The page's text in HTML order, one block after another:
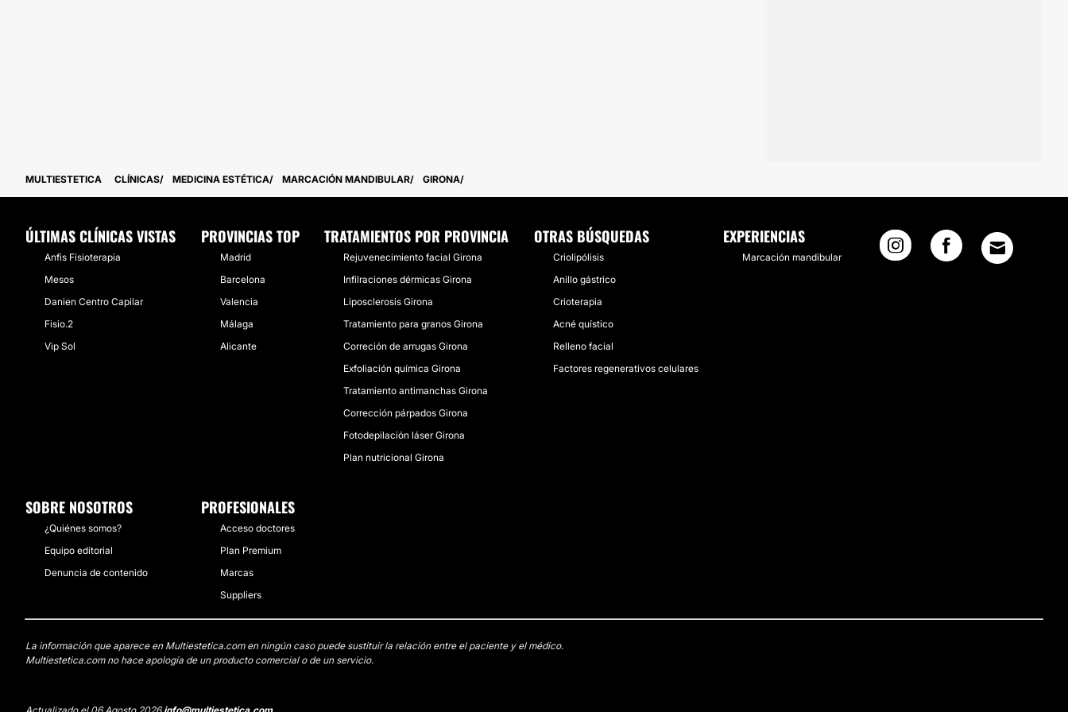
MULTIESTETICA CLÍNICAS MEDICINA ESTÉTICA MARCACIÓN MANDIBULAR GIRONA
ÚLTIMAS CLÍNICAS VISTAS
Anfis Fisioterapia
Mesos
Danien Centro Capilar
Fisio.2
Vip Sol
PROVINCIAS TOP
Madrid
Barcelona
Valencia
Málaga
Alicante
TRATAMIENTOS POR PROVINCIA
Rejuvenecimiento facial Girona
Infilraciones dérmicas Girona
Liposclerosis Girona
Tratamiento para granos Girona
Correción de arrugas Girona
Exfoliación química Girona
Tratamiento antimanchas Girona
Corrección párpados Girona
Fotodepilación láser Girona
Plan nutricional Girona
OTRAS BÚSQUEDAS
Criolipólisis
Anillo gástrico
Crioterapia
Acné quístico
Relleno facial
Factores regenerativos celulares
EXPERIENCIAS
Marcación mandibular
SOBRE NOSOTROS
¿Quiénes somos?
Equipo editorial
Denuncia de contenido
PROFESIONALES
Acceso doctores
Plan Premium
Marcas
Suppliers
La información que aparece en Multiestetica.com en ningún caso puede sustituir la relación entre el paciente y el médico.
Multiestetica.com no hace apología de un producto comercial o de un servicio.